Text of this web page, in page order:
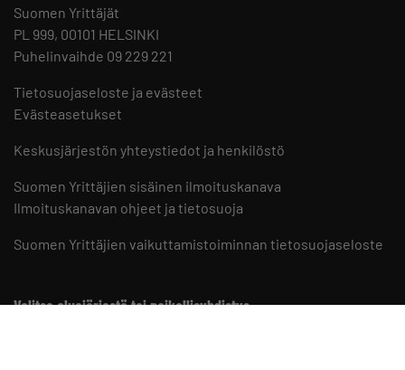
Suomen Yrittäjät
PL 999, 00101 HELSINKI
Puhelinvaihde 09 229 221
Tietosuojaseloste ja evästeet
Evästeasetukset
Keskusjärjestön yhteystiedot ja henkilöstö
Suomen Yrittäjien sisäinen ilmoituskanava
Ilmoituskanavan ohjeet ja tietosuoja
Suomen Yrittäjien vaikuttamistoiminnan tietosuojaseloste
Valitse aluejärjestö tai paikallisyhdistys